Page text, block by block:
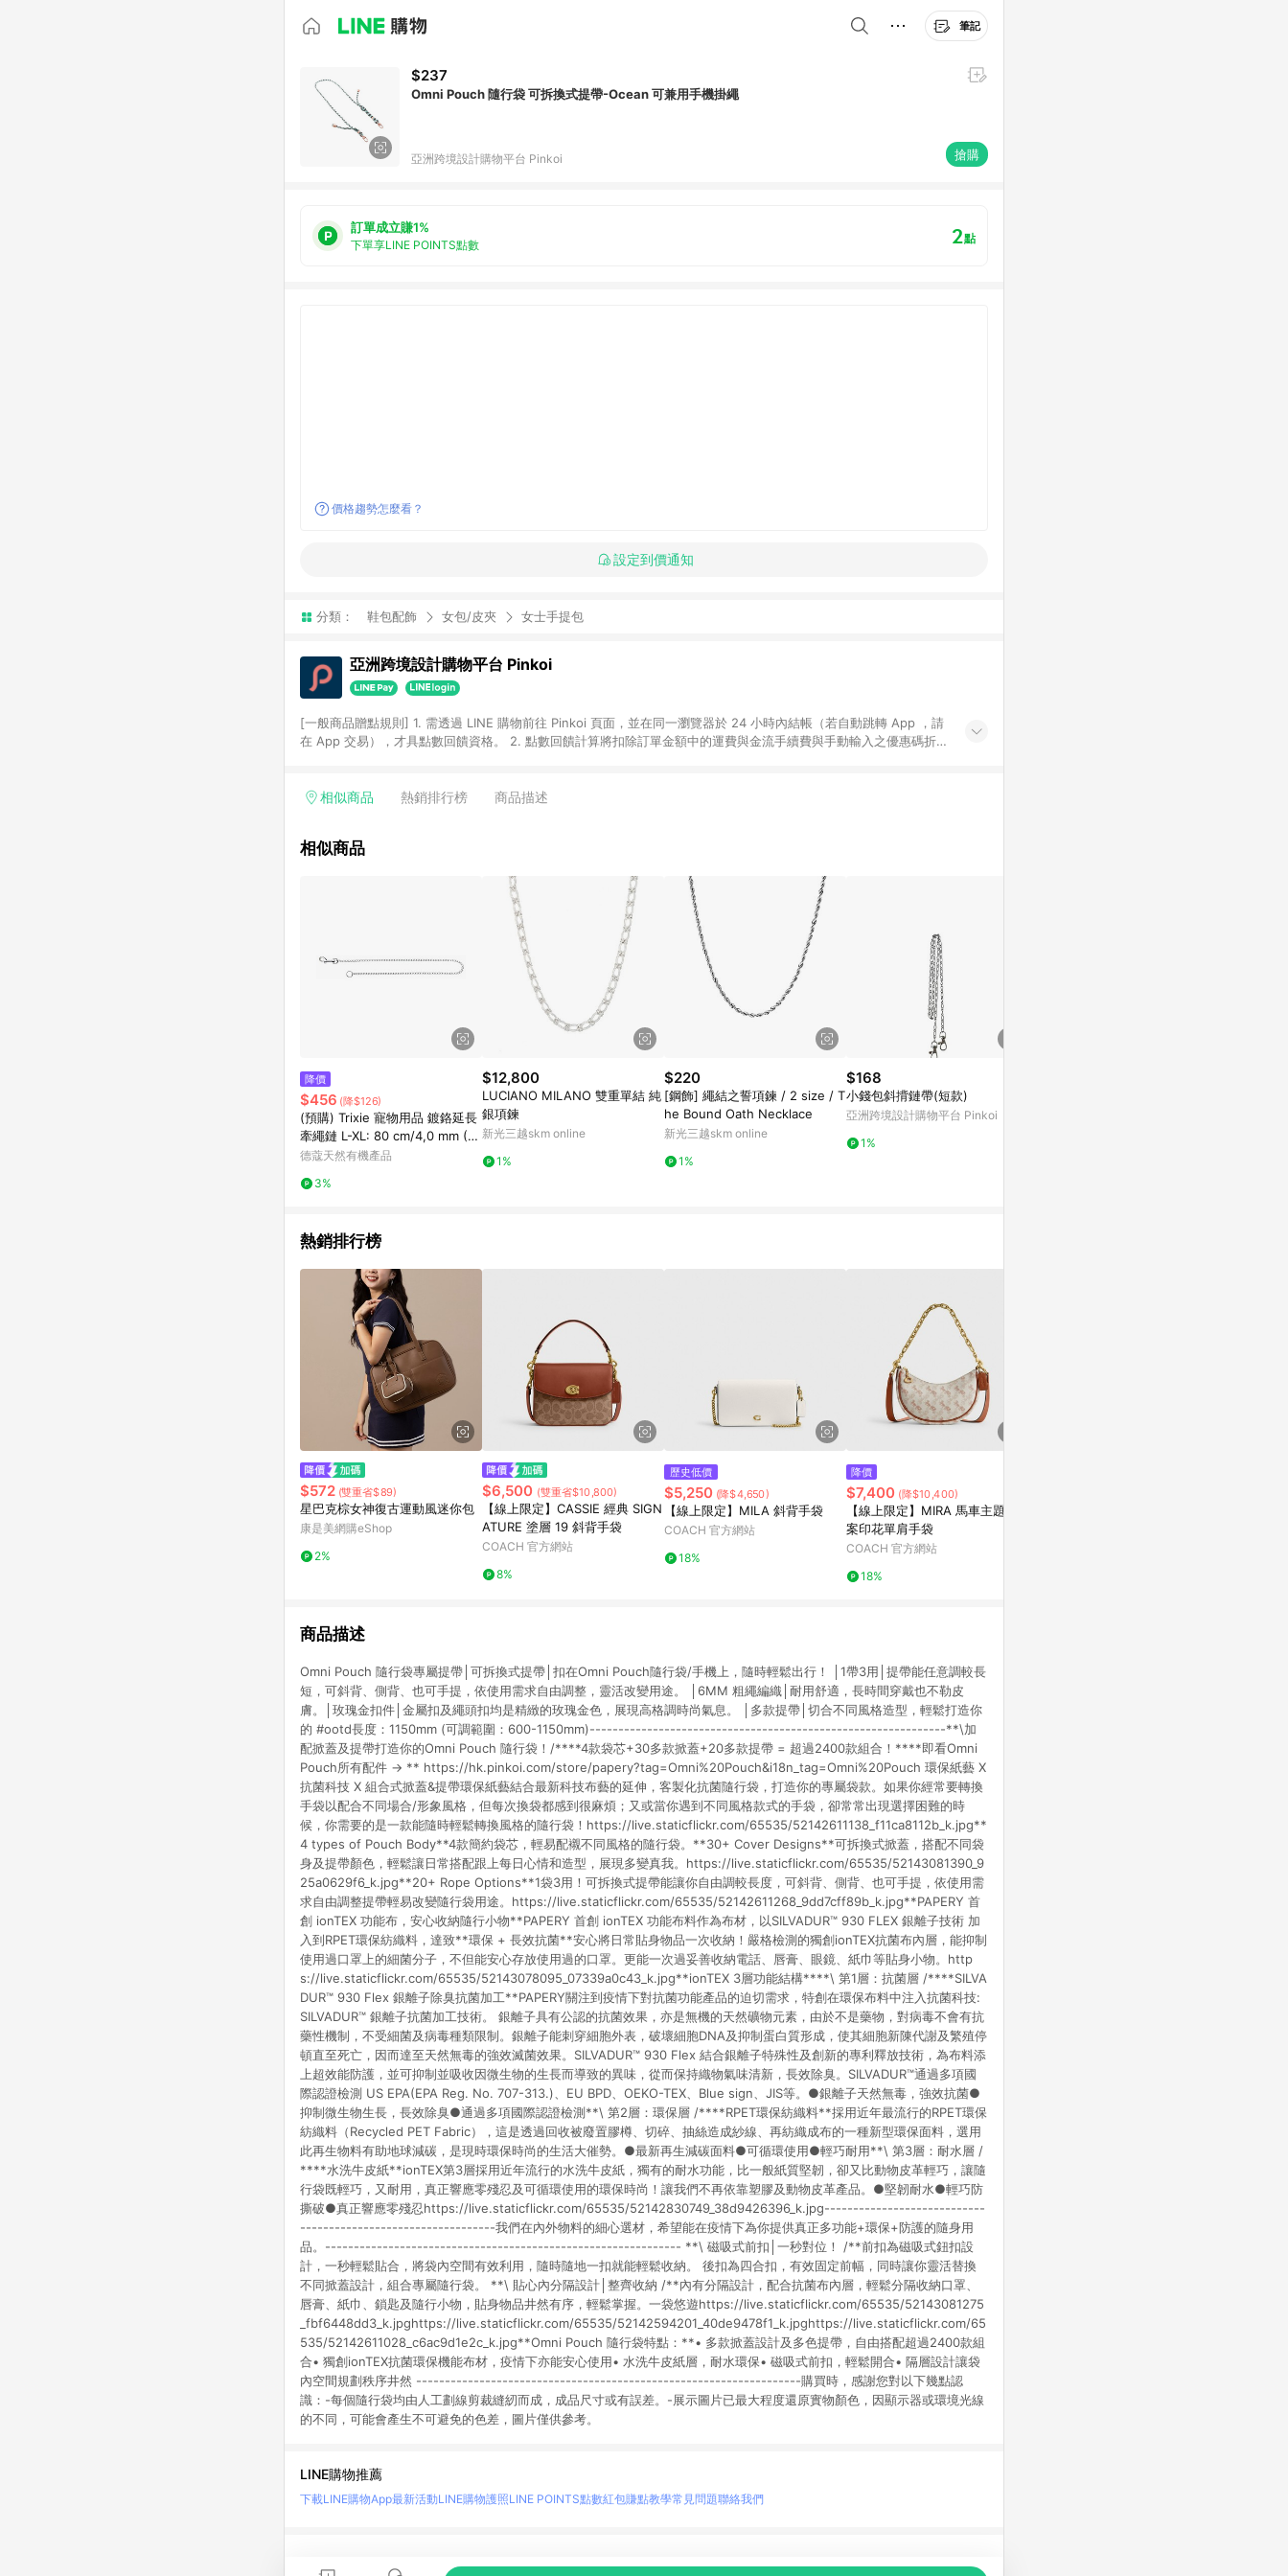
筆記
$237
Omni Pouch 隨行袋 可拆換式提帶-Ocean 可兼用手機掛繩
亞洲跨境設計購物平台 Pinkoi 搶購
訂單成立賺1%
下單享LINE POINTS點數 2點
價格趨勢怎麼看？
設定到價通知
分類： 鞋包配飾 女包/皮夾 女士手提包
亞洲跨境設計購物平台 Pinkoi
[一般商品贈點規則] 1. 需透過 LINE 購物前往 Pinkoi 頁面，並在同一瀏覽器於 24 小時內結帳（若自動跳轉 App ，請
在 App 交易），才具點數回饋資格。 2. 點數回饋計算將扣除訂單金額中的運費與金流手續費與手動輸入之優惠碼折
格，部分退款不在此限。 6. APP 請更新至Android v4.6.0 / iOS v4.1.5 以上才具贈點資格。 7. 點數將於出貨後 45 天
使用規則請以點數紅包活動說明為準。 11. 若於 LINE 購物前往 Pinkoi 頁面後才首次下載 Pinkoi APP 並完成訂單，不
相似商品 熱銷排行榜 商品描述
相似商品
降價
$456 (降$126)
(預購) Trixie 寵物用品 鍍鉻延長
牽繩鏈 L-XL: 80 cm/4,0 mm (T
X21963)
德蔻天然有機產品
3%
$12,800
LUCIANO MILANO 雙重單結 純
銀項鍊
新光三越skm online
1%
$220
[鋼飾] 繩結之誓項鍊 / 2 size / T
he Bound Oath Necklace
新光三越skm online
1%
$168
小錢包斜揹鏈帶(短款)
亞洲跨境設計購物平台 Pinkoi
1%
熱銷排行榜
$572 (雙重省$89)
星巴克棕女神復古運動風迷你包
康是美網購eShop
2%
$6,500 (雙重省$10,800)
【線上限定】CASSIE 經典 SIGN
ATURE 塗層 19 斜背手袋
COACH 官方網站
8%
歷史低價
$5,250 (降$4,650)
【線上限定】MILA 斜背手袋
COACH 官方網站
18%
降價
$7,400 (降$10,400)
【線上限定】MIRA 馬車主題圖
案印花單肩手袋
COACH 官方網站
18%
商品描述
Omni Pouch 隨行袋專屬提帶│可拆換式提帶│扣在Omni Pouch隨行袋/手機上，隨時輕鬆出行！ │1帶3用│提帶能任意調較長
短，可斜背、側背、也可手提，依使用需求自由調整，靈活改變用途。 │6MM 粗繩編織│耐用舒適，長時間穿戴也不勒皮
膚。│玫瑰金扣件│金屬扣及繩頭扣均是精緻的玫瑰金色，展現高格調時尚氣息。 │多款提帶│切合不同風格造型，輕鬆打造你
的 #ootd長度：1150mm (可調範圍：600-1150mm)--------------------------------------------------------------**\加
配掀蓋及提帶打造你的Omni Pouch 隨行袋！/****4款袋芯+30多款掀蓋+20多款提帶 = 超過2400款組合！****即看Omni
Pouch所有配件 → ** https://hk.pinkoi.com/store/papery?tag=Omni%20Pouch&i18n_tag=Omni%20Pouch 環保紙藝 X
抗菌科技 X 組合式掀蓋&提帶環保紙藝結合最新科技布藝的延伸，客製化抗菌隨行袋，打造你的專屬袋款。如果你經常要轉換
手袋以配合不同場合/形象風格，但每次換袋都感到很麻煩；又或當你遇到不同風格款式的手袋，卻常常出現選擇困難的時
候，你需要的是一款能隨時輕鬆轉換風格的隨行袋！https://live.staticflickr.com/65535/52142611138_f11ca8112b_k.jpg**
4 types of Pouch Body**4款簡約袋芯，輕易配襯不同風格的隨行袋。**30+ Cover Designs**可拆換式掀蓋，搭配不同袋
身及提帶顏色，輕鬆讓日常搭配跟上每日心情和造型，展現多變真我。https://live.staticflickr.com/65535/52143081390_9
25a0629f6_k.jpg**20+ Rope Options**1袋3用！可拆換式提帶能讓你自由調較長度，可斜背、側背、也可手提，依使用需
求自由調整提帶輕易改變隨行袋用途。https://live.staticflickr.com/65535/52142611268_9dd7cff89b_k.jpg**PAPERY 首
創 ionTEX 功能布，安心收納隨行小物**PAPERY 首創 ionTEX 功能布料作為布材，以SILVADUR™️ 930 FLEX 銀離子技術 加
入到RPET環保紡織料，達致**環保 + 長效抗菌**安心將日常貼身物品一次收納！嚴格檢測的獨創ionTEX抗菌布內層，能抑制
使用過口罩上的細菌分子，不但能安心存放使用過的口罩。更能一次過妥善收納電話、唇膏、眼鏡、紙巾等貼身小物。http
s://live.staticflickr.com/65535/52143078095_07339a0c43_k.jpg**ionTEX 3層功能結構****\ 第1層：抗菌層 /****SILVA
DUR™️ 930 Flex 銀離子除臭抗菌加工**PAPERY關注到疫情下對抗菌功能產品的迫切需求，特創在環保布料中注入抗菌科技:
SILVADUR™️ 銀離子抗菌加工技術。 銀離子具有公認的抗菌效果，亦是無機的天然礦物元素，由於不是藥物，對病毒不會有抗
藥性機制，不受細菌及病毒種類限制。銀離子能刺穿細胞外表，破壞細胞DNA及抑制蛋白質形成，使其細胞新陳代謝及繁殖停
頓直至死亡，因而達至天然無毒的強效滅菌效果。SILVADUR™️ 930 Flex 結合銀離子特殊性及創新的專利釋放技術，為布料添
上超效能防護，並可抑制並吸收因微生物的生長而導致的異味，從而保持織物氣味清新，長效除臭。SILVADUR™️通過多項國
際認證檢測 US EPA(EPA Reg. No. 707-313.)、EU BPD、OEKO-TEX、Blue sign、JIS等。●銀離子天然無毒，強效抗菌●
抑制微生物生長，長效除臭●通過多項國際認證檢測**\ 第2層：環保層 /****RPET環保紡織料**採用近年最流行的RPET環保
紡織料（Recycled PET Fabric），這是透過回收被廢置膠樽、切碎、抽絲造成紗線、再紡織成布的一種新型環保面料，選用
此再生物料有助地球減碳，是現時環保時尚的生活大催勢。●最新再生減碳面料●可循環使用●輕巧耐用**\ 第3層：耐水層 /
****水洗牛皮紙**ionTEX第3層採用近年流行的水洗牛皮紙，獨有的耐水功能，比一般紙質堅韌，卻又比動物皮革輕巧，讓隨
行袋既輕巧，又耐用，真正響應零殘忍及可循環使用的環保時尚！讓我們不再依靠塑膠及動物皮革產品。●堅韌耐水●輕巧防
撕破●真正響應零殘忍https://live.staticflickr.com/65535/52142830749_38d9426396_k.jpg----------------------------
----------------------------------我們在內外物料的細心選材，希望能在疫情下為你提供真正多功能+環保+防護的隨身用
品。-------------------------------------------------------------- **\ 磁吸式前扣│一秒對位！ /**前扣為磁吸式鈕扣設
計，一秒輕鬆貼合，將袋內空間有效利用，隨時隨地一扣就能輕鬆收納。 後扣為四合扣，有效固定前幅，同時讓你靈活替換
不同掀蓋設計，組合專屬隨行袋。 **\ 貼心內分隔設計│整齊收納 /**內有分隔設計，配合抗菌布內層，輕鬆分隔收納口罩、
唇膏、紙巾、鎖匙及隨行小物，貼身物品井然有序，輕鬆掌握。一袋悠遊https://live.staticflickr.com/65535/52143081275
_fbf6448dd3_k.jpghttps://live.staticflickr.com/65535/52142594201_40de9478f1_k.jpghttps://live.staticflickr.com/65
535/52142611028_c6ac9d1e2c_k.jpg**Omni Pouch 隨行袋特點：**• 多款掀蓋設計及多色提帶，自由搭配超過2400款組
合• 獨創ionTEX抗菌環保機能布材，疫情下亦能安心使用• 水洗牛皮紙層，耐水環保• 磁吸式前扣，輕鬆開合• 隔層設計讓袋
內空間規劃秩序井然 -------------------------------------------------------------------購買時，感謝您對以下幾點認
識：-每個隨行袋均由人工劃線剪裁縫紉而成，成品尺寸或有誤差。-展示圖片已最大程度還原實物顏色，因顯示器或環境光線
的不同，可能會產生不可避免的色差，圖片僅供參考。
LINE購物推薦
下載LINE購物App最新活動LINE購物護照LINE POINTS點數紅包賺點教學常見問題聯絡我們
LINE 購物是匯集購物情報與商品資訊的整合性平台，並依購物情報中的趨勢與風格做合作網路商家的延伸商品推薦，商品資料更新會有